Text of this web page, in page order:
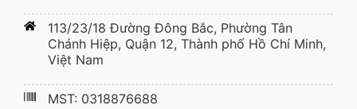
113/23/18 Đường Đông Bắc, Phường Tân
Chánh Hiệp, Quận 12, Thành phố Hồ Chí Minh,
Việt Nam
MST: 0318876688